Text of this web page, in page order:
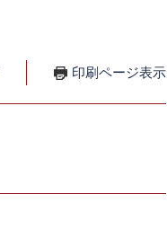
印刷ページ表示